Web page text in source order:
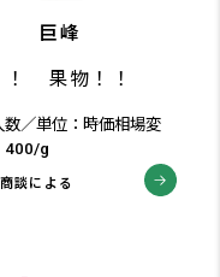
巨峰
！ 果物！！
数／単位：時価相場変
400/g
商談による